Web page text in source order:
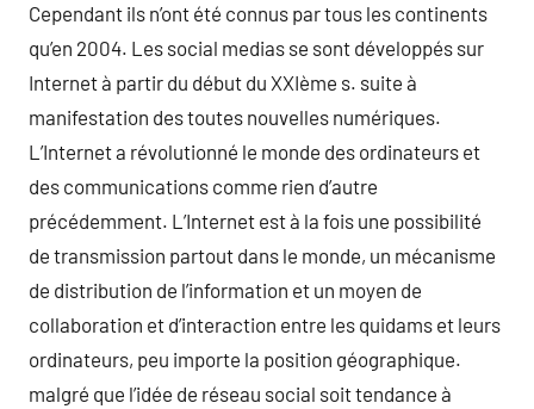
Cependant ils n’ont été connus par tous les continents
qu’en 2004. Les social medias se sont développés sur
Internet à partir du début du XXIème s. suite à
manifestation des toutes nouvelles numériques.
L’Internet a révolutionné le monde des ordinateurs et
des communications comme rien d’autre
précédemment. L’Internet est à la fois une possibilité
de transmission partout dans le monde, un mécanisme
de distribution de l’information et un moyen de
collaboration et d’interaction entre les quidams et leurs
ordinateurs, peu importe la position géographique.
malgré que l’idée de réseau social soit tendance à